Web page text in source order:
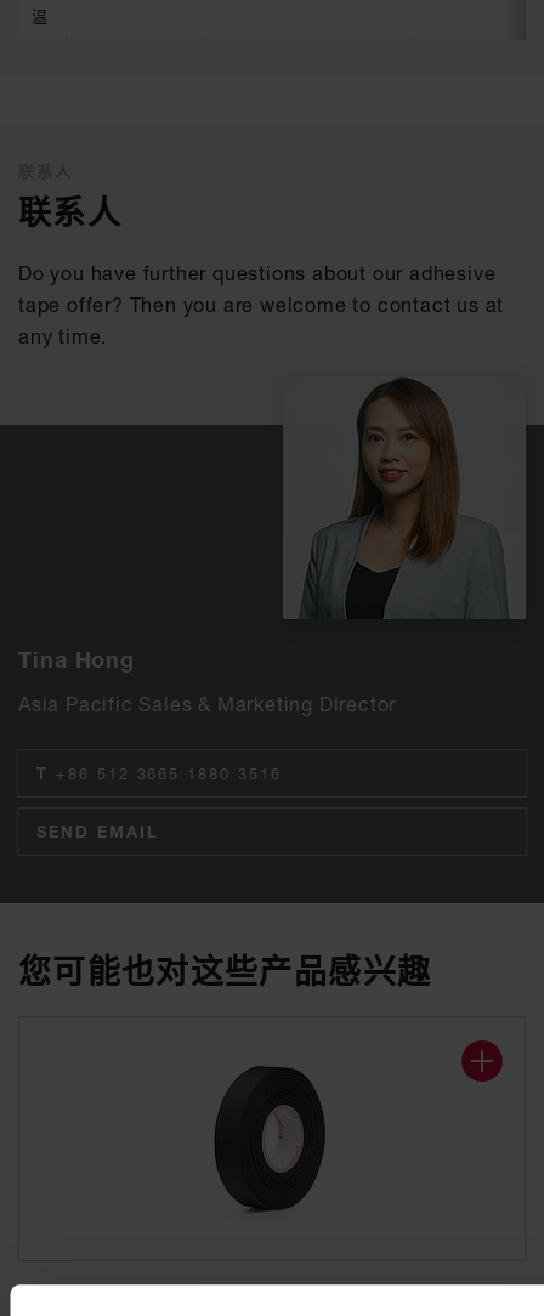
温
联系人
Do you have further questions about our adhesive
tape offer? Then you are welcome to contact us at
any time.
Tina Hong
Asia Pacific Sales & Marketing Director
T +86 512 3665 1880 3516
SEND EMAIL
您可能也对这些产品感兴趣